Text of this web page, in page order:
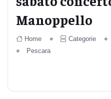
Manoppello
Home Categorie
Pescara